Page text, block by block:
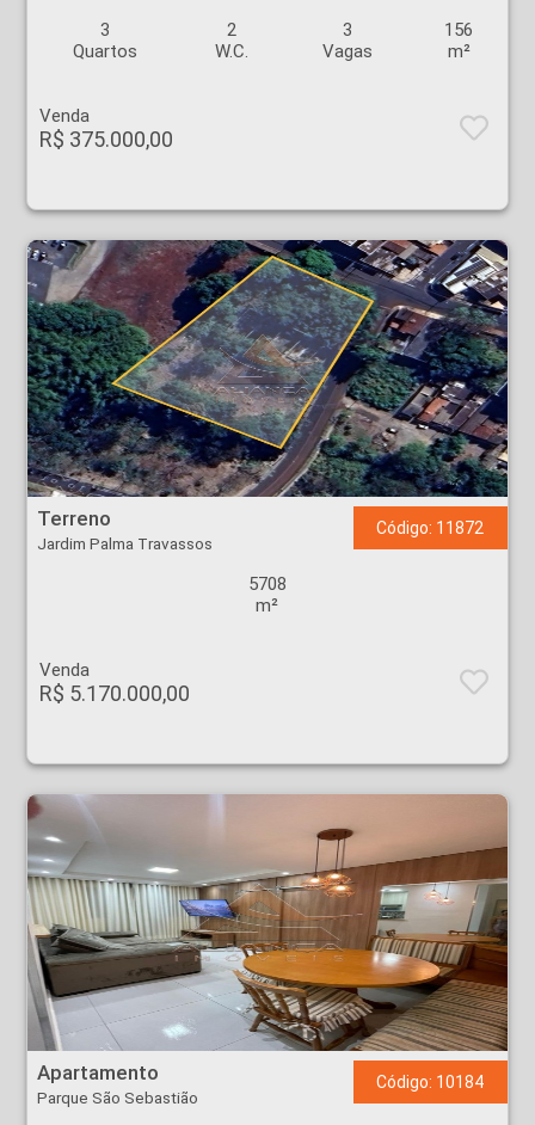
3
Quartos
2
W.C.
3
Vagas
156
m²
Venda
R$ 375.000,00
Terreno - Jardim Palma Travassos - Ribeirão Preto
Terreno
Jardim Palma Travassos
Código: 11872
5708
m²
Venda
R$ 5.170.000,00
Apartamento - Parque São Sebastião - Ribeirão Preto
Apartamento
Parque São Sebastião
Código: 10184